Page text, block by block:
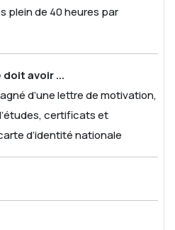
plein de 40 heures par
avoir ...
d’une lettre de motivation,
certificats et
d’identité nationale